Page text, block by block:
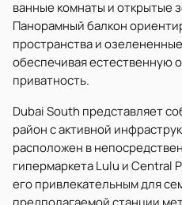
ванные комнаты и открытые
Панорамный балкон
пространства и
обеспечивая естественную
приватность.
Dubai South представляет
район с активной
расположен в
гипермаркета Lulu и Central
его привлекательным для